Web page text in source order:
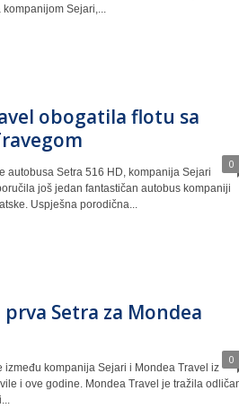
Sejari,...
obogatila flotu sa
0
autobusa Setra 516 HD, kompanija Sejari
još jedan fantastičan autobus kompaniji
Uspješna porodična...
Setra za Mondea
0
između kompanija Sejari i Mondea Travel iz
i ove godine. Mondea Travel je tražila